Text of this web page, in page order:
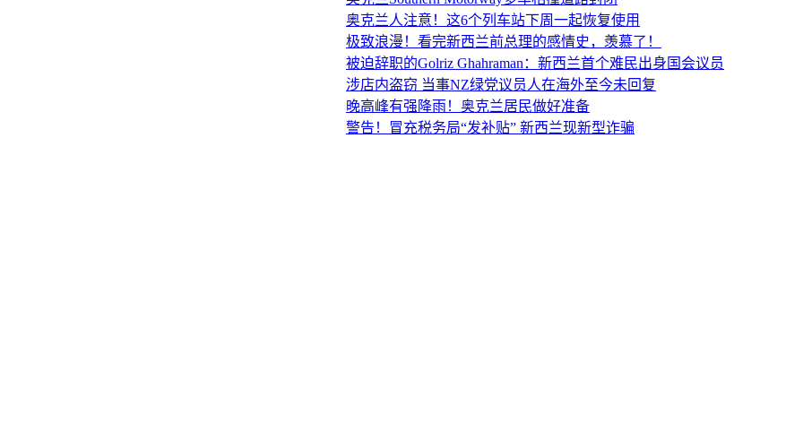
奥克兰Southern Motorway多车相撞道路封闭
奥克兰人注意！这6个列车站下周一起恢复使用
极致浪漫！看完新西兰前总理的感情史，羡慕了！
被迫辞职的Golriz Ghahraman：新西兰首个难民出身国会议员
涉店内盗窃 当事NZ绿党议员人在海外至今未回复
晚高峰有强降雨！奥克兰居民做好准备
警告！冒充税务局“发补贴” 新西兰现新型诈骗